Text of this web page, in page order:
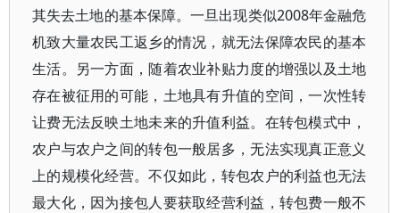
其失去土地的基本保障。一旦出现类似2008年金融危
机致大量农民工返乡的情况，就无法保障农民的基本
生活。另一方面，随着农业补贴力度的增强以及土地
存在被征用的可能，土地具有升值的空间，一次性转
让费无法反映土地未来的升值利益。在转包模式中，
农户与农户之间的转包一般居多，无法实现真正意义
上的规模化经营。不仅如此，转包农户的利益也无法
最大化，因为接包人要获取经营利益，转包费一般不